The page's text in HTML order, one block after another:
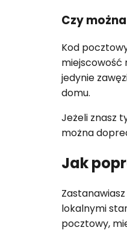
Czy
Kod
miejscowość
jedynie
domu.
Jeżeli znasz
można
Jak
Zastanawiasz
lokalnymi
pocztowy,